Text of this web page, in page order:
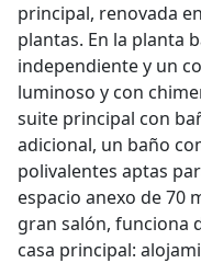
principal, renovada
plantas. En la planta
independiente y un
luminoso y con
suite principal con
adicional, un baño
polivalentes aptas
espacio anexo de 70
gran salón, funciona
casa principal: